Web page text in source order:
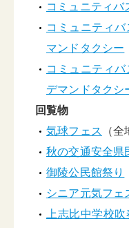
コミュニティバ
コミュニティ
マンドタクシー
コミュニティバ
デマンドタクシ
回覧物
気球フェス
（全
秋の交通安全県
御陵公民館祭り
シニア元気フェ
上志比中学校